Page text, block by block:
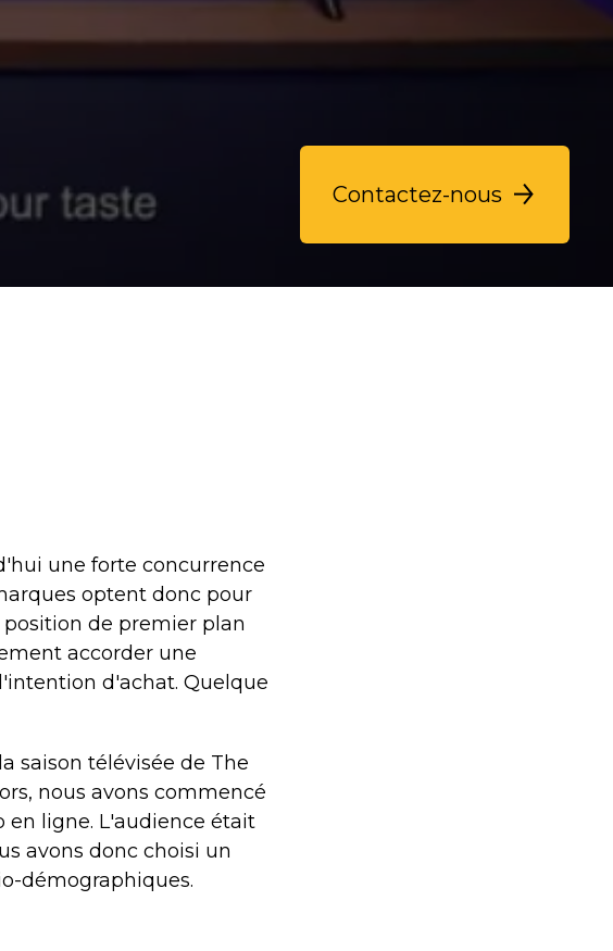
Contactez-nous
une forte concurrence
optent donc pour
de premier plan
accorder une
d'achat. Quelque
saison télévisée de The
nous avons commencé
en ligne. L'audience était
avons donc choisi un
démographiques.